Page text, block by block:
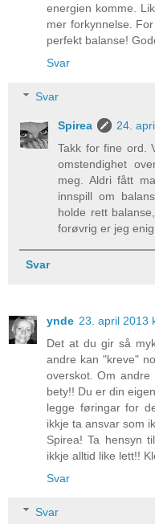
energien komme.
mer forkynnelse.
perfekt balanse!
Svar
Svar
Spirea
24.
Takk for fine ord.
omstendighet
meg. Aldri fått
innspill om
holde rett
forøvrig er jeg
Svar
ynde 23. april 2013
Det at du gir så
andre kan "kreve"
overskot. Om
bety!! Du er din
legge føringar for
ikkje ta ansvar som
Spirea! Ta hensyn
ikkje alltid like lett!!
Svar
Svar